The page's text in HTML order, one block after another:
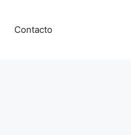
Contacto